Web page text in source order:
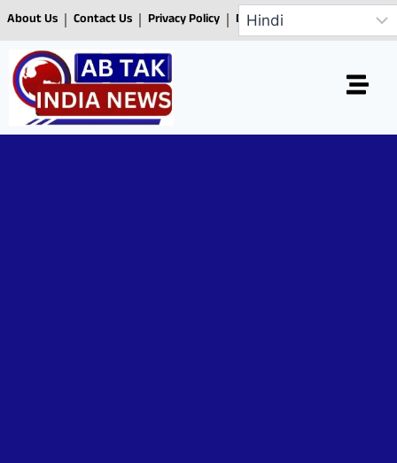
About Us Contact Us Privacy Policy Disclaimer